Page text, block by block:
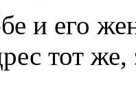
и его
тот